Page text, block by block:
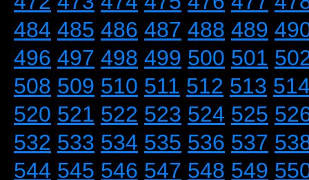
484 485 486 487 488 489
496 497 498 499 500 501
508 509 510 511 512 513
520 521 522 523 524 525
532 533 534 535 536 537
544 545 546 547 548 549